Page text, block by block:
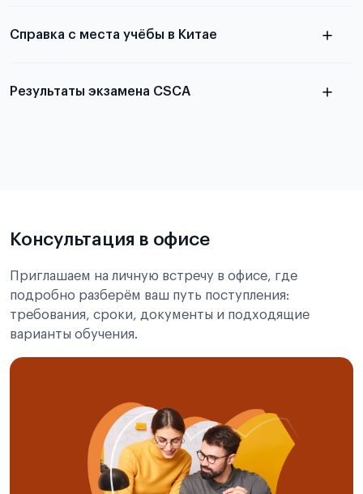
Справка с места учёбы в Китае
Результаты экзамена CSCA
Консультация в офисе
Приглашаем на личную встречу в офисе, где
подробно разберём ваш путь поступления:
требования, сроки, документы и подходящие
варианты обучения.